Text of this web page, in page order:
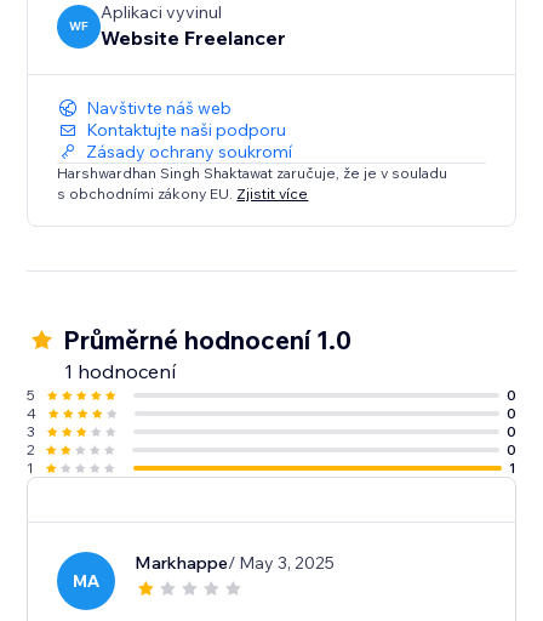
Call-to-Action - Shows all CTA elements on the page
Readability Score - Calculates Flesch Reading Ease
Favicon - Checks for Favicon
WF
Aplikaci vyvinul
Website Freelancer
Navštivte náš web
Kontaktujte naši podporu
Zásady ochrany soukromí
Harshwardhan Singh Shaktawat zaručuje, že je v souladu
s obchodními zákony EU. Zjistit více
Průměrné hodnocení 1.0
1 hodnocení
5
0
4
0
3
0
2
0
1
1
MA
Markhappe/ May 3, 2025